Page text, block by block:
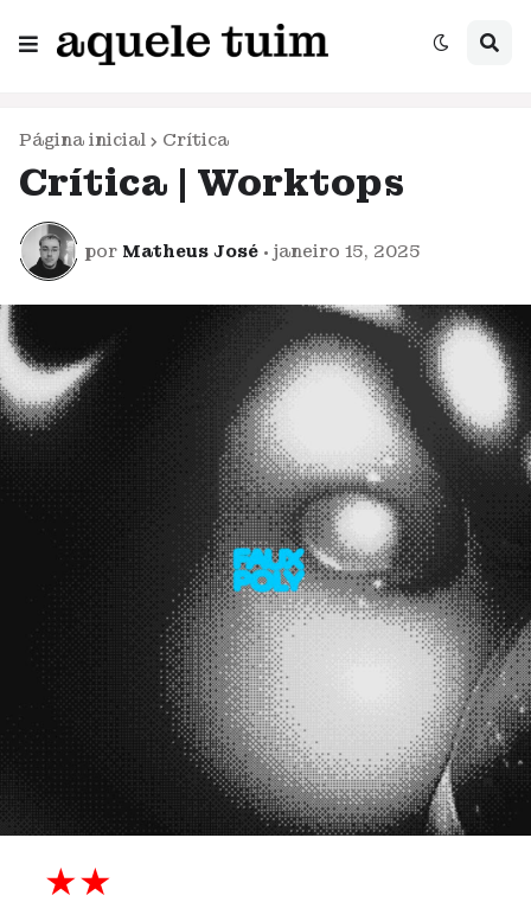
Página inicial Crítica
Crítica | Worktops
por Matheus José • janeiro 15, 2025
★★